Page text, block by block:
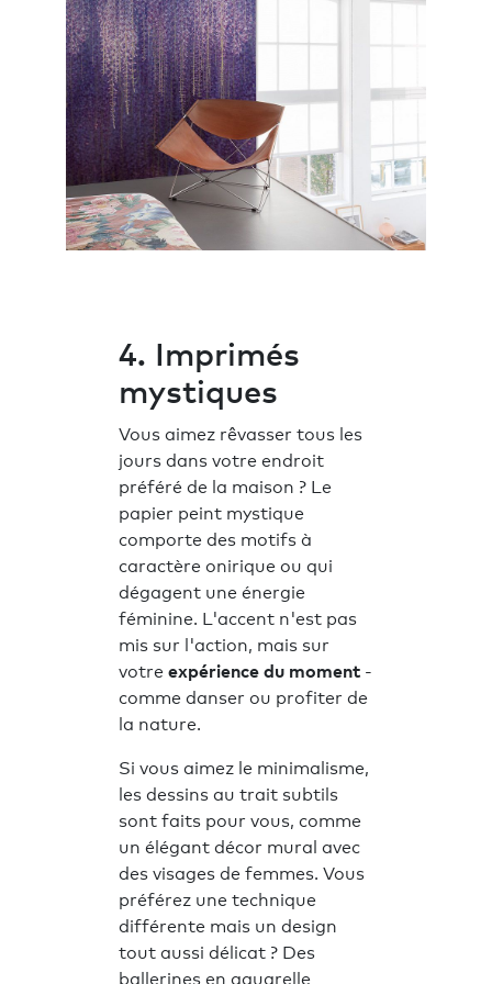
4. Imprimés
mystiques
Vous aimez rêvasser tous les
jours dans votre endroit
préféré de la maison ? Le
papier peint mystique
comporte des motifs à
caractère onirique ou qui
dégagent une énergie
féminine. L'accent n'est pas
mis sur l'action, mais sur
votre expérience du moment -
comme danser ou profiter de
la nature.
Si vous aimez le minimalisme,
les dessins au trait subtils
sont faits pour vous, comme
un élégant décor mural avec
des visages de femmes. Vous
préférez une technique
différente mais un design
tout aussi délicat ? Des
ballerines en aquarelle